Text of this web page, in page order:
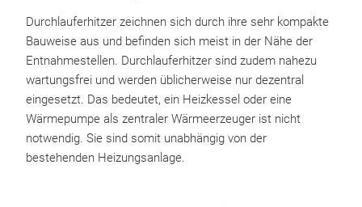
Durchlauferhitzer zeichnen sich durch ihre sehr kompakte
Bauweise aus und befinden sich meist in der Nähe der
Entnahmestellen. Durchlauferhitzer sind zudem nahezu
wartungsfrei und werden üblicherweise nur dezentral
eingesetzt. Das bedeutet, ein Heizkessel oder eine
Wärmepumpe als zentraler Wärmeerzeuger ist nicht
notwendig. Sie sind somit unabhängig von der
bestehenden Heizungsanlage.